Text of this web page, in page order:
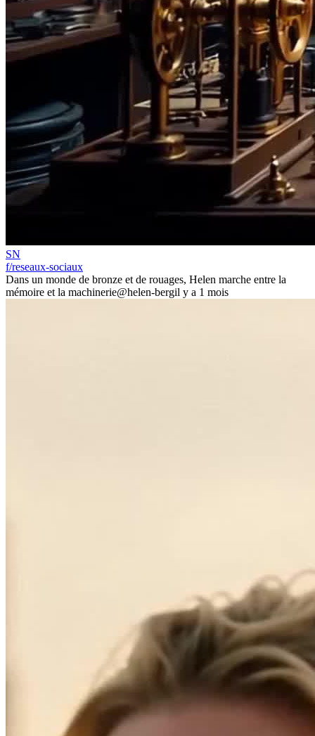
SN
f/reseaux-sociaux
Dans un monde de bronze et de rouages, Helen marche entre la
mémoire et la machinerie@helen-bergil y a 1 mois